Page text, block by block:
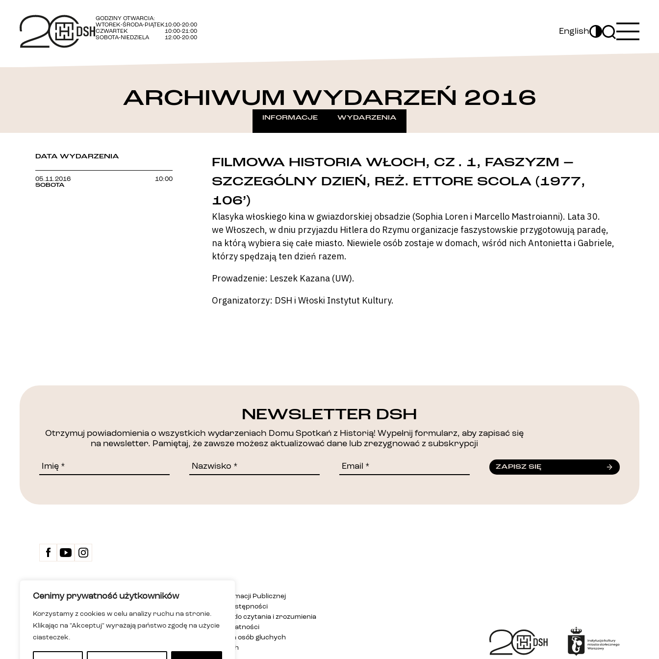
Cenimy prywatność użytkowników
Korzystamy z cookies w celu analizy ruchu na stronie.
Klikając na "Akceptuj" wyrażają państwo zgodę na użycie
ciasteczek.
GODZINY OTWARCIA:
WTOREK-ŚRODA-PIĄTEK10:00-20:00
CZWARTEK
10:00-21:00
SOBOTA-NIEDZIELA
12:00-20:00
English
ARCHIWUM WYDARZEŃ 2016
INFORMACJE WYDARZENIA
DATA WYDARZENIA
05.11.2016
SOBOTA
10:00
FILMOWA HISTORIA WŁOCH, CZ . 1, FASZYZM –
SZCZEGÓLNY DZIEŃ, REŻ. ETTORE SCOLA (1977,
106’)
Klasyka włoskiego kina w gwiazdorskiej obsadzie (Sophia Loren i Marcello Mastroianni). Lata 30.
we Włoszech, w dniu przyjazdu Hitlera do Rzymu organizacje faszystowskie przygotowują paradę,
na którą wybiera się całe miasto. Niewiele osób zostaje w domach, wśród nich Antonietta i Gabriele,
którzy spędzają ten dzień razem.
Prowadzenie: Leszek Kazana (UW).
Organizatorzy: DSH i Włoski Instytut Kultury.
DZIĘKUJEMY!
NEWSLETTER DSH
Otrzymuj powiadomienia o wszystkich wydarzeniach Domu Spotkań z Historią! Wypełnij formularz, aby zapisać się
na newsletter. Pamiętaj, że zawsze możesz aktualizować dane lub zrezygnować z subskrypcji
ZAPISZ SIĘ
Dom Spotkań z Historią
Instytucja kultury m.st. Warszawy
ul. Karowa 20, 00-324 Warszawa
Biuletyn Informacji Publicznej
Deklaracja dostępności
Wersja łatwa do czytania i zrozumienia
Polityka prywatności
Informacja dla osób głuchych
i niesłyszących